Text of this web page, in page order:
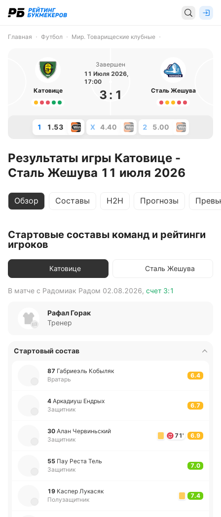
Главная Футбол Мир. Товарищеские клубные
Катовице
Завершен
11 Июля 2026,
17:00
3 : 1 Сталь Жешува
1 1.53 X 4.40 2 5.00
Результаты игры Катовице -
Сталь Жешува 11 июля 2026
Обзор Составы H2H Прогнозы
Стартовые составы команд и рейтинги
игроков
Катовице Сталь Жешува
В матче с Радомиак Радом 02.08.2026, счет 3:1
Рафал Горак
Тренер
Стартовый состав
87 Га­бриеэль Ко­бы­ляк
Вратарь
6.4
4 Арка­диуш Ендрых
Защитник
6.7
30 Алан Че­рви­ньский
Защитник
71' 6.9
55 Пау Реста Тель
Защитник
7.0
19 Каспер Лу­ка­сяк
Полузащитник
7.4